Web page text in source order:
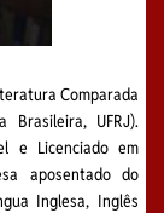
Comparada
Brasileira, UFRJ).
e Licenciado em
aposentado do
Inglesa, Inglês